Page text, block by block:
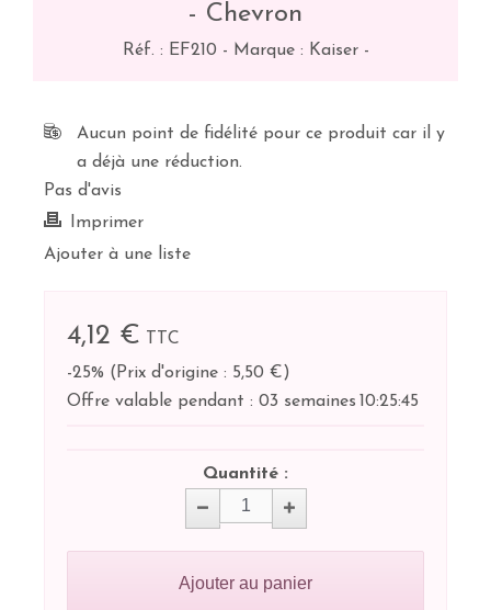
- Chevron
Réf. : EF210 - Marque : Kaiser -
Aucun point de fidélité pour ce produit car il y
a déjà une réduction.
Pas d'avis
Imprimer
Ajouter à une liste
4,12 €
TTC
-25% ( Prix d'origine : 5,50 €)
Offre valable pendant : 03 semaines 10:25:44
Quantité :
Ajouter au panier